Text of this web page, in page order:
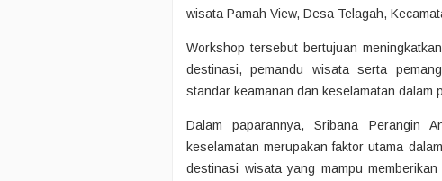
wisata Pamah View, Desa Telagah,
Workshop tersebut bertujuan
destinasi, pemandu wisata serta
standar keamanan dan keselamatan dalam
Dalam paparannya, Sribana Perangin
keselamatan merupakan faktor utama
destinasi wisata yang mampu